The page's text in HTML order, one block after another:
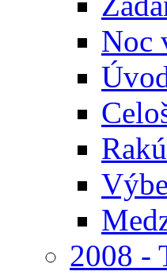
Noc
2008 -